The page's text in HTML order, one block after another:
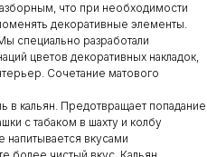
что при необходимости
декоративные элементы.
специально разработали
цветов декоративных накладок,
Сочетание матового
в кальян. Предотвращает попадание
с табаком в шахту и колбу
напитывается вкусами